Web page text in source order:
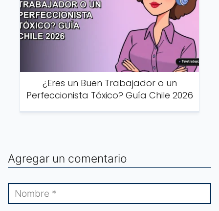
¿Eres un Buen Trabajador o un
Perfeccionista Tóxico? Guía Chile 2026
Agregar un comentario